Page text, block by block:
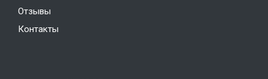
Отзывы
Контакты